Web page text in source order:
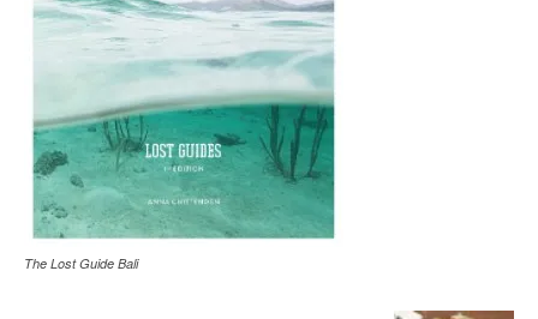
The Lost Guide Bali